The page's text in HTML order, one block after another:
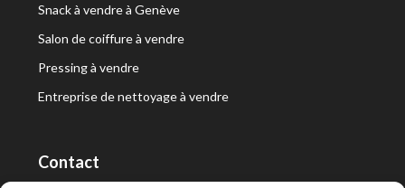
Snack à vendre à Genève
Salon de coiffure à vendre
Pressing à vendre
Entreprise de nettoyage à vendre
Contact